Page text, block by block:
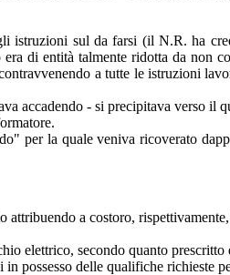
sul da farsi (il N.R. ha
di entità talmente ridotta da non
a tutte le istruzioni
accadendo - si precipitava verso il
per la quale veniva ricoverato
a costoro,
elettrico, secondo quanto
possesso delle qualifiche richieste